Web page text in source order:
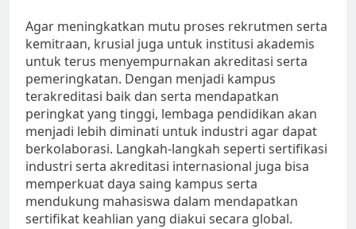
Agar meningkatkan mutu proses rekrutmen serta
kemitraan, krusial juga untuk institusi akademis
untuk terus menyempurnakan akreditasi serta
pemeringkatan. Dengan menjadi kampus
terakreditasi baik dan serta mendapatkan
peringkat yang tinggi, lembaga pendidikan akan
menjadi lebih diminati untuk industri agar dapat
berkolaborasi. Langkah-langkah seperti sertifikasi
industri serta akreditasi internasional juga bisa
memperkuat daya saing kampus serta
mendukung mahasiswa dalam mendapatkan
sertifikat keahlian yang diakui secara global.